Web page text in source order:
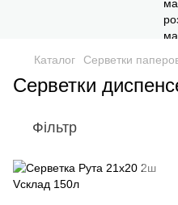
Каталог Серветки
Серветки
Фільтр